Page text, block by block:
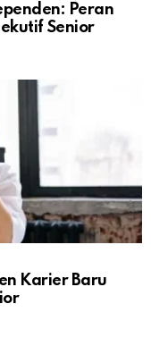
Peran
Senior
Karier Baru